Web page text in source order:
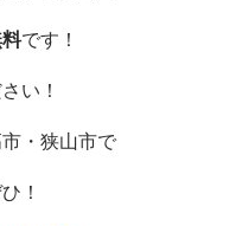
です！
い！
・狭山市で
！